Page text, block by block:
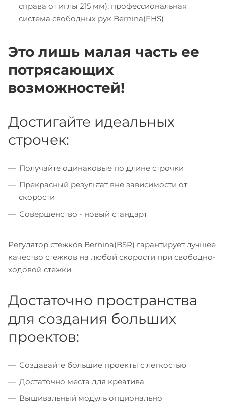
справа от иглы 215 мм), профессиональная
система свободных рук Bernina(FHS)
Это лишь малая часть ее
потрясающих
возможностей!
Достигайте идеальных
строчек:
Получайте одинаковые по длине строчки
Прекрасный результат вне зависимости от
скорости
Совершенство - новый стандарт
Регулятор стежков Bernina(BSR) гарантирует лучшее
качество стежков на любой скорости при свободно-
ходовой стежки.
Достаточно пространства
для создания больших
проектов:
Создавайте большие проекты с легкостью
Достаточно места для креатива
Вышивальный модуль опционально